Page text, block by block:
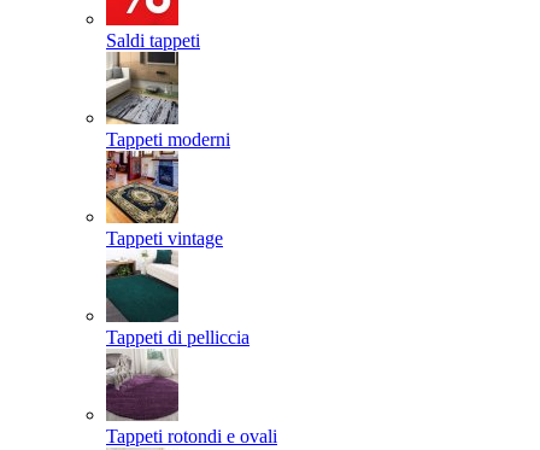
Saldi tappeti
Tappeti moderni
Tappeti vintage
Tappeti di pelliccia
Tappeti rotondi e ovali